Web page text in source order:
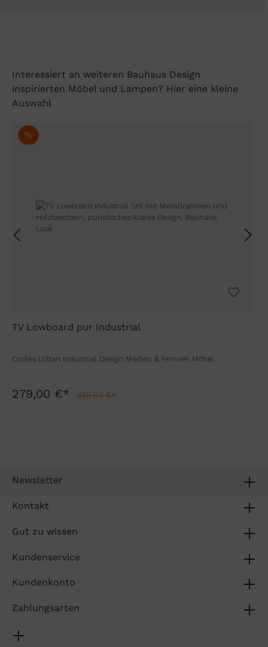
Interessiert an weiteren Bauhaus Design
inspirierten Möbel und Lampen? Hier eine kleine
Auswahl
%
TV Lowboard pur Industrial
Cooles Urban Industrial Design Medien & Fernseh Möbel
279,00 €* 339,00 €*
Newsletter
Kontakt
Gut zu wissen
Kundenservice
Kundenkonto
Zahlungsarten